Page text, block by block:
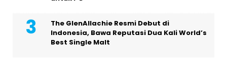
The GlenAllachie Resmi Debut di
Indonesia, Bawa Reputasi Dua Kali World’s
Best Single Malt